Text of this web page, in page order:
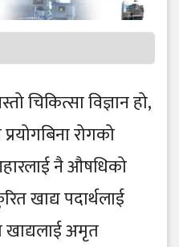
चिकित्सा विज्ञान हो,
रोगको
नै औषधिको
खाद्य पदार्थलाई
खाद्यलाई अमृत